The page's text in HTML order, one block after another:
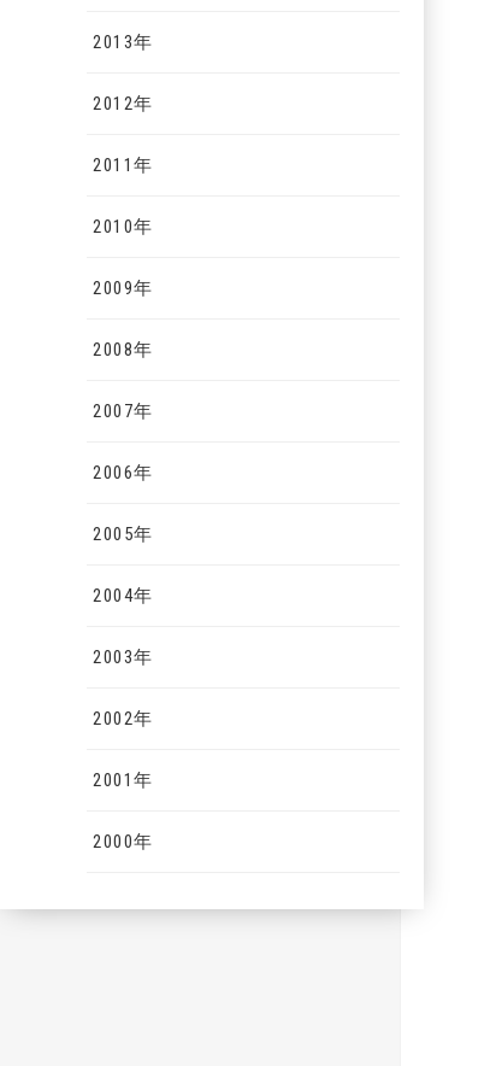
2013年
2012年
2011年
2010年
2009年
2008年
2007年
2006年
2005年
2004年
2003年
2002年
2001年
2000年